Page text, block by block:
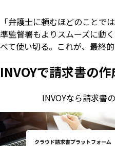
「弁護士に頼むほどのこと
準監督署もよりスムーズに動
べて使い切る。これが、最終
INVOYで請求書の作
INVOYなら請求書